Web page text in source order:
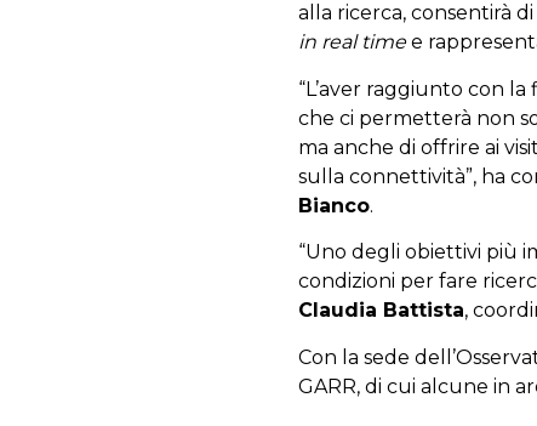
alla ricerca, consentirà di
in real timee
“L’aver raggiunto con
che ci permetterà non
ma anche di offrire ai
sulla connettività”, ha
Bianco.
“Uno degli obiettivi più
condizioni per fare
Claudia Battista,
Con la sede
GARR, di cui alcune in